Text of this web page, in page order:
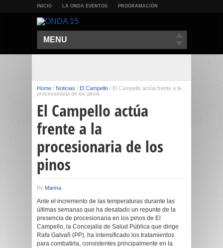
INICIO LA ONDA EVENTOS PROGRAMACIÓN
MENU
Home / Noticias / El Campello / El Campello actúa frente a la
procesionaria de los pinos
El Campello actúa
frente a la
procesionaria de los
pinos
By Marina
Ante el incremento de las temperaturas durante las
últimas semanas que ha desatado un repunte de la
presencia de procesionaria en los pinos de El
Campello, la Concejalía de Salud Pública que dirige
Rafa Galvañ (PP), ha intensificado los tratamientos
para combatirla, consistentes principalmente en la